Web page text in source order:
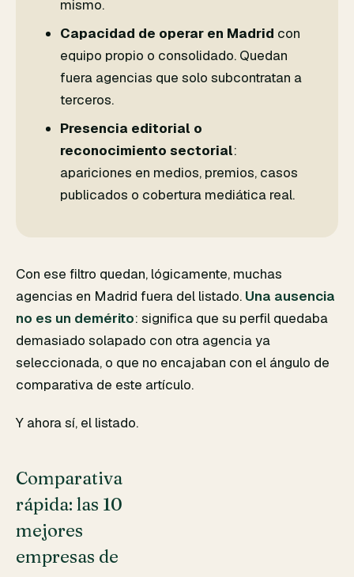
mismo.
Capacidad de operar en Madrid con
equipo propio o consolidado. Quedan
fuera agencias que solo subcontratan a
terceros.
Presencia editorial o
reconocimiento sectorial:
apariciones en medios, premios, casos
publicados o cobertura mediática real.
Con ese filtro quedan, lógicamente, muchas
agencias en Madrid fuera del listado. Una ausencia
no es un demérito: significa que su perfil quedaba
demasiado solapado con otra agencia ya
seleccionada, o que no encajaban con el ángulo de
comparativa de este artículo.
Y ahora sí, el listado.
Comparativa
rápida: las 10
mejores
empresas de